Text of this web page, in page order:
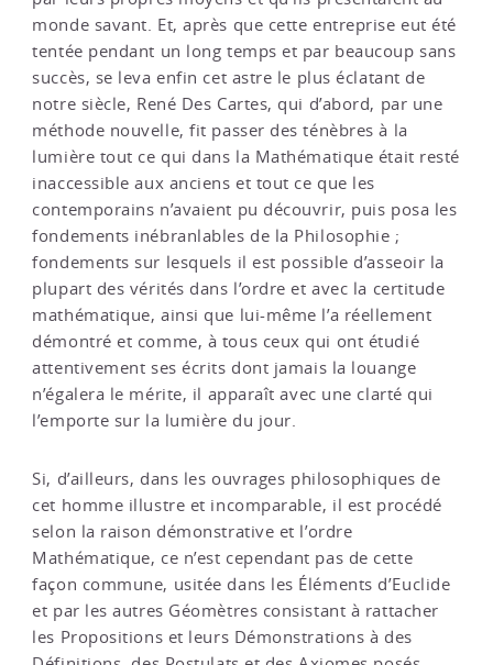
monde savant. Et, après que cette entreprise eut été
tentée pendant un long temps et par beaucoup sans
succès, se leva enfin cet astre le plus éclatant de
notre siècle, René Des Cartes, qui d’abord, par une
méthode nouvelle, fit passer des ténèbres à la
lumière tout ce qui dans la Mathématique était resté
inaccessible aux anciens et tout ce que les
contemporains n’avaient pu découvrir, puis posa les
fondements inébranlables de la Philosophie ;
fondements sur lesquels il est possible d’asseoir la
plupart des vérités dans l’ordre et avec la certitude
mathématique, ainsi que lui-même l’a réellement
démontré et comme, à tous ceux qui ont étudié
attentivement ses écrits dont jamais la louange
n’égalera le mérite, il apparaît avec une clarté qui
l’emporte sur la lumière du jour.
Si, d’ailleurs, dans les ouvrages philosophiques de
cet homme illustre et incomparable, il est procédé
selon la raison démonstrative et l’ordre
Mathématique, ce n’est cependant pas de cette
façon commune, usitée dans les Éléments d’Euclide
et par les autres Géomètres consistant à rattacher
les Propositions et leurs Démonstrations à des